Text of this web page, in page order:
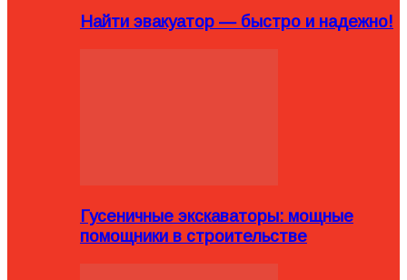
Найти эвакуатор — быстро и надежно!
Гусеничные экскаваторы: мощные
помощники в строительстве